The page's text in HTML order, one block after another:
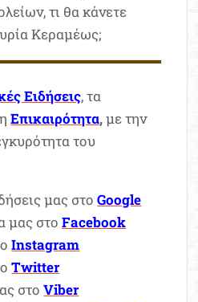
τι θα κάνετε
Κεραμέως;
Ειδήσεις, τα
Επικαιρότητα,με την
του
μας στοGoogle
μας στοFacebook
Instagram
Twitter
στοViber